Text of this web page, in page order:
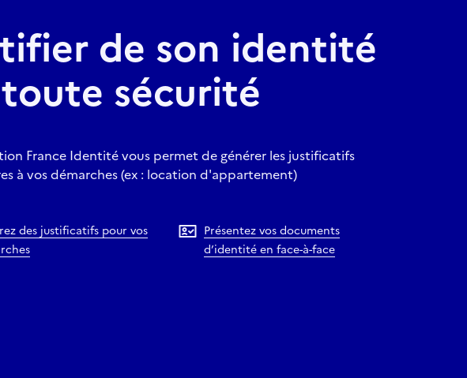
de son identité
sécurité
France Identité vous permet de générer les justificatifs
à vos démarches (ex : location d'appartement)
des justificatifs pour vos
Présentez vos documents
d’identité en face-à-face